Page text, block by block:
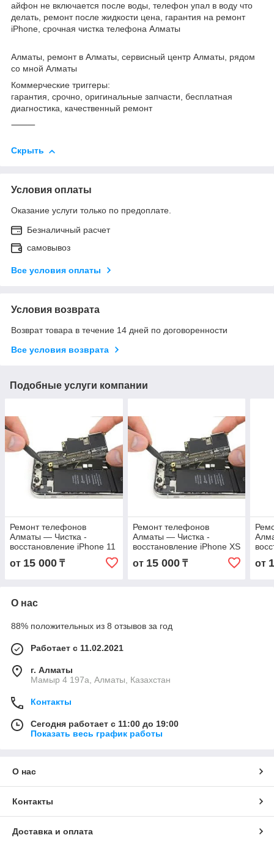
айфон не включается после воды, телефон упал в воду что
делать, ремонт после жидкости цена, гарантия на ремонт
iPhone, срочная чистка телефона Алматы
Алматы, ремонт в Алматы, сервисный центр Алматы, рядом
со мной Алматы
Коммерческие триггеры:
гарантия, срочно, оригинальные запчасти, бесплатная
диагностика, качественный ремонт
⸻
Скрыть
Условия оплаты
Оказание услуги только по предоплате.
Безналичный расчет
самовывоз
Все условия оплаты
Условия возврата
Возврат товара в течение 14 дней по договоренности
Все условия возврата
Подобные услуги компании
Ремонт телефонов
Алматы — Чистка -
восстановление iPhone 11
от после воды в Алматы с
гарантией
от 15 000 ₸
Ремонт телефонов
Алматы — Чистка -
восстановление iPhone XS
от после воды в Алматы с
гарантией
от 15 000₸ от
О нас
88% положительных из 8 отзывов за год
Работает с 11.02.2021
г. Алматы
Мамыр 4 197а, Алматы, Казахстан
Контакты
Сегодня работает с 11:00 до 19:00
Показать весь график работы
О нас
Контакты
Доставка и оплата